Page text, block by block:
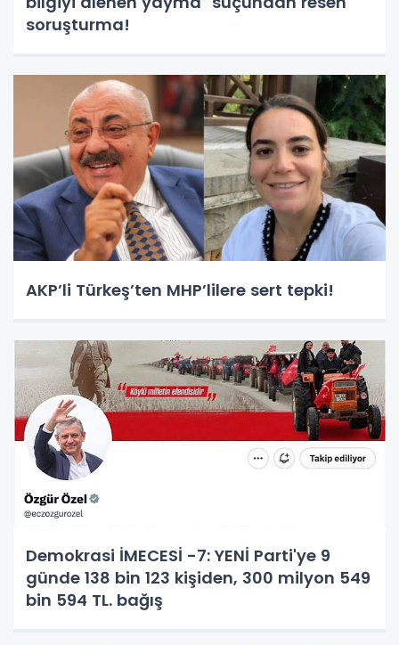
soruşturma!
AKP’li Türkeş’ten MHP’lilere sert tepki!
Demokrasi İMECESİ -7: YENİ Parti'ye 9
günde 138 bin 123 kişiden, 300 milyon 549
bin 594 TL. bağış